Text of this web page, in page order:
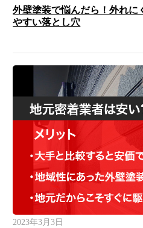
外壁塗装で悩んだら！外れに
やすい落とし穴
2023年3月3日